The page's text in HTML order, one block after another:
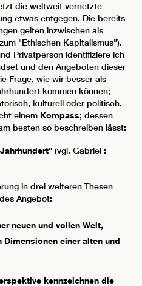
die weltweit vernetzte
etwas entgegen. Die bereits
gelten inzwischen als
"Ethischen Kapitalismus").
Privatperson identifiziere ich
und den Angeboten dieser
Frage, wie wir besser als
kommen können;
kulturell oder politisch.
einem Kompass; dessen
besten so beschreiben lässt:
(vgl. Gabriel :
in drei weiteren Thesen
Angebot:
neuen und vollen Welt,
einer alten und
kennzeichnen die